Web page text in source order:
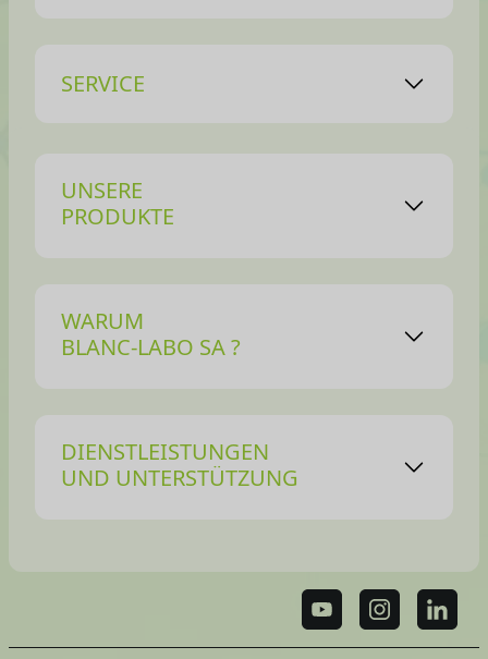
SERVICE
UNSERE
PRODUKTE
WARUM
BLANC-LABO SA ?
DIENSTLEISTUNGEN
UND UNTERSTÜTZUNG